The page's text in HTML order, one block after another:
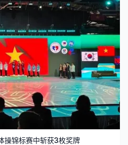
操锦标赛中斩获3枚奖牌